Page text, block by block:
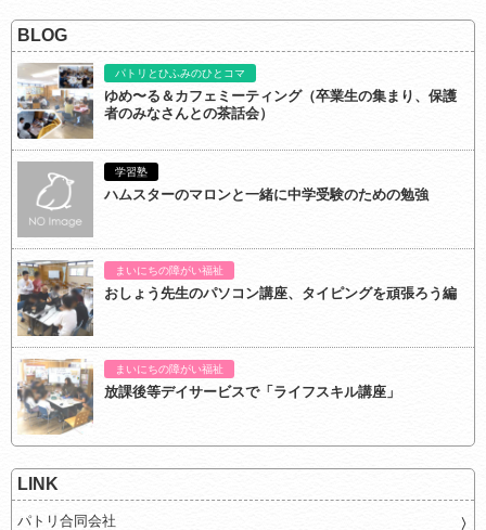
BLOG
パトリとひふみのひとコマ
ゆめ〜る＆カフェミーティング（卒業生の集まり、保護
者のみなさんとの茶話会）
学習塾
ハムスターのマロンと一緒に中学受験のための勉強
まいにちの障がい福祉
おしょう先生のパソコン講座、タイピングを頑張ろう編
まいにちの障がい福祉
放課後等デイサービスで「ライフスキル講座」
LINK
パトリ合同会社